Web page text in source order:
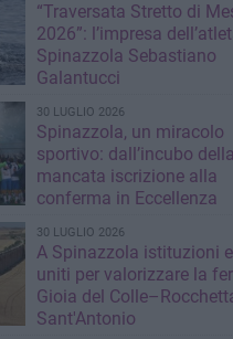
“Traversata Stretto di
2026”: l’impresa
Spinazzola Sebastiano
Galantucci
30 LUGLIO 2026
Spinazzola, un miracolo
sportivo: dall’incubo della
mancata iscrizione alla
conferma in Eccellenza
30 LUGLIO 2026
A Spinazzola istituzioni
uniti per valorizzare la
Gioia del
Sant'Antonio